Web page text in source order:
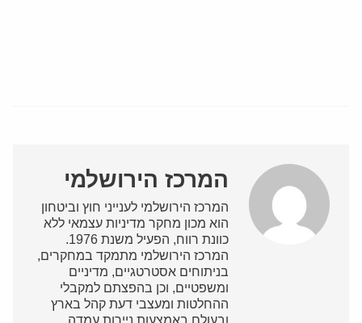
המרכז הירושלמי
המרכז הירושלמי לענייני חוץ וביטחון
הוא מכון מחקר מדיניות עצמאי ללא
כוונת רווח, הפעיל משנת 1976.
המרכז הירושלמי מתמקד במחקרים,
בניתוחים אסטרטגיים, מדיניים
ומשפטיים, וכן בהפצתם למקבלי
ההחלטות ומעצבי דעת קהל בארץ
ובעולם באמצעות ניירות עמדה,